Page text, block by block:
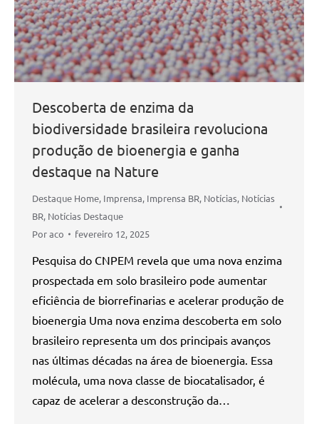
Descoberta de enzima da
biodiversidade brasileira revoluciona
produção de bioenergia e ganha
destaque na Nature
Destaque Home, Imprensa, Imprensa BR, Notícias, Notícias
BR, Notícias Destaque
Poraco fevereiro 12, 2025
Pesquisa do CNPEM revela que uma nova enzima
prospectada em solo brasileiro pode aumentar
eficiência de biorrefinarias e acelerar produção de
bioenergia Uma nova enzima descoberta em solo
brasileiro representa um dos principais avanços
nas últimas décadas na área de bioenergia. Essa
molécula, uma nova classe de biocatalisador, é
capaz de acelerar a desconstrução da…